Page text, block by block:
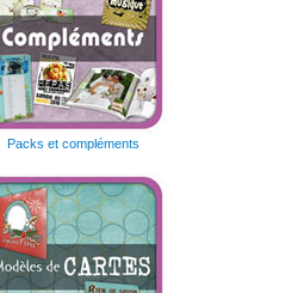
Packs et compléments